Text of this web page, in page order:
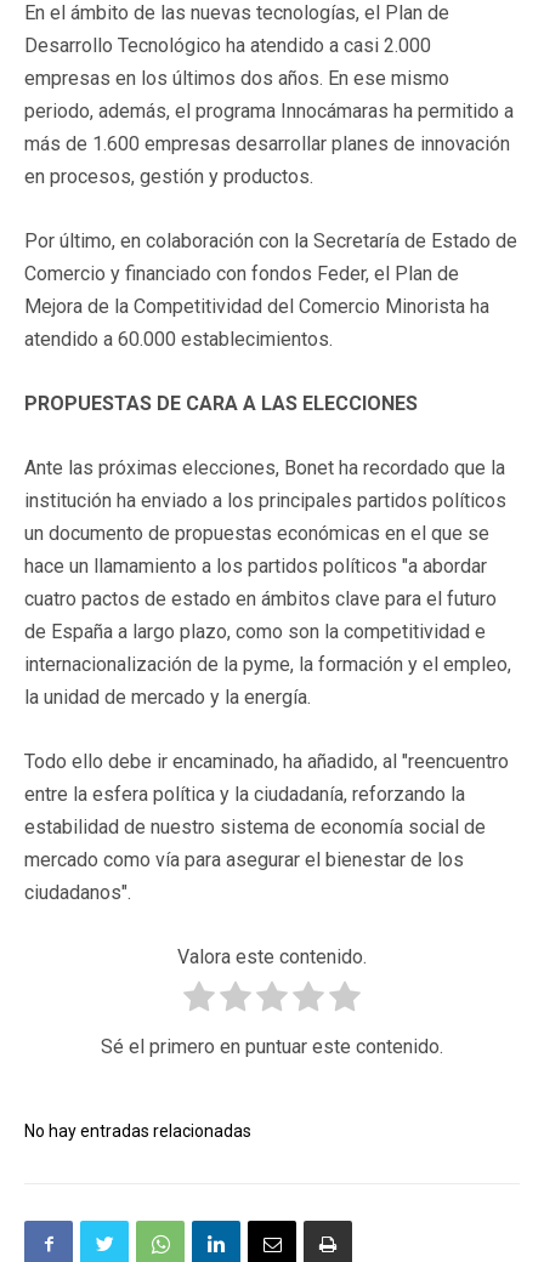
En el ámbito de las nuevas tecnologías, el Plan de
Desarrollo Tecnológico ha atendido a casi 2.000
empresas en los últimos dos años. En ese mismo
periodo, además, el programa Innocámaras ha permitido a
más de 1.600 empresas desarrollar planes de innovación
en procesos, gestión y productos.
Por último, en colaboración con la Secretaría de Estado de
Comercio y financiado con fondos Feder, el Plan de
Mejora de la Competitividad del Comercio Minorista ha
atendido a 60.000 establecimientos.
PROPUESTAS DE CARA A LAS ELECCIONES
Ante las próximas elecciones, Bonet ha recordado que la
institución ha enviado a los principales partidos políticos
un documento de propuestas económicas en el que se
hace un llamamiento a los partidos políticos "a abordar
cuatro pactos de estado en ámbitos clave para el futuro
de España a largo plazo, como son la competitividad e
internacionalización de la pyme, la formación y el empleo,
la unidad de mercado y la energía.
Todo ello debe ir encaminado, ha añadido, al "reencuentro
entre la esfera política y la ciudadanía, reforzando la
estabilidad de nuestro sistema de economía social de
mercado como vía para asegurar el bienestar de los
ciudadanos".
Valora este contenido.
Sé el primero en puntuar este contenido.
No hay entradas relacionadas